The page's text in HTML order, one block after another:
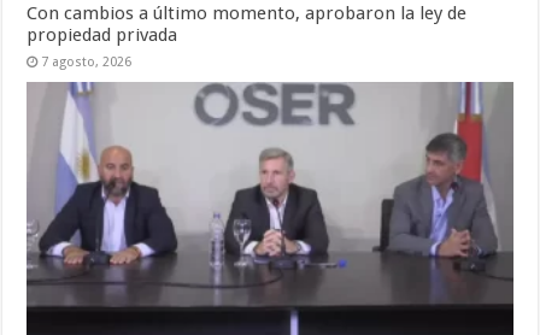
Con cambios a último momento, aprobaron la ley de
propiedad privada
7 agosto, 2026